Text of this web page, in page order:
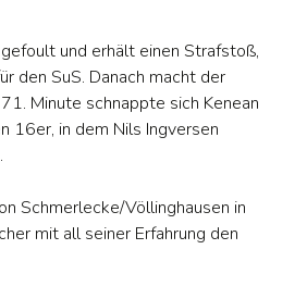
und erhält einen Strafstoß,
den SuS. Danach macht der
Minute schnappte sich Kenean
16er, in dem Nils Ingversen
Schmerlecke/Völlinghausen in
mit all seiner Erfahrung den